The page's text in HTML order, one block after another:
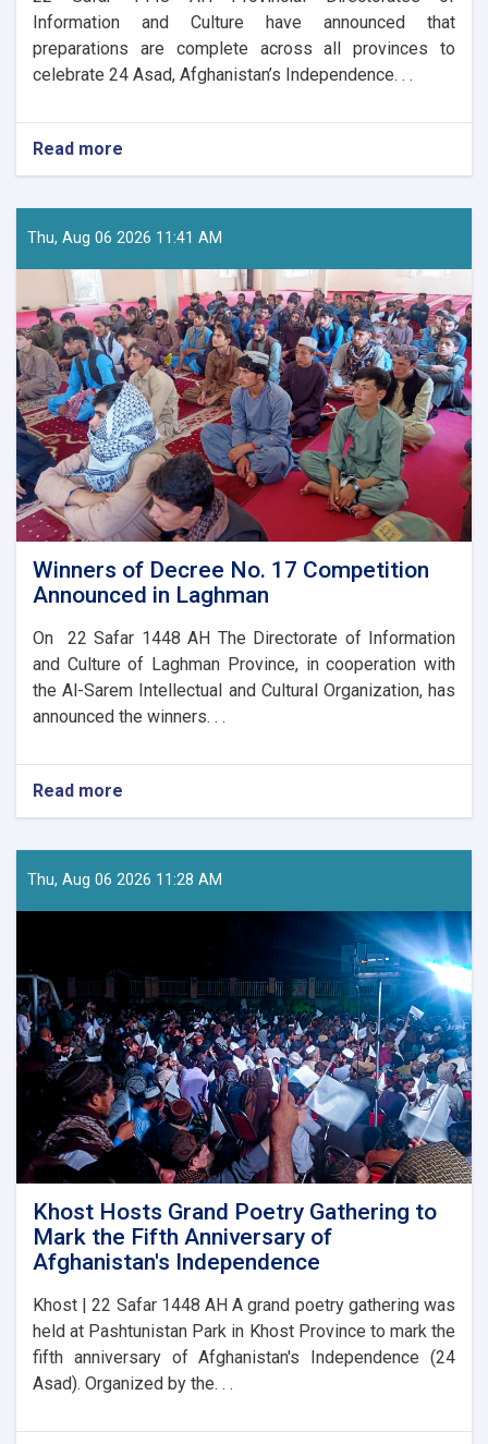
Information and Culture have announced that
preparations are complete across all provinces to
celebrate 24 Asad, Afghanistan’s Independence. . .
Read more
Nationwide
Underway
for
Independence
Day
Celebrations
Thu, Aug 06 2026 11:41 AM
Winners of Decree No. 17 Competition
Announced in Laghman
On 22 Safar 1448 AH The Directorate of Information
and Culture of Laghman Province, in cooperation with
the Al-Sarem Intellectual and Cultural Organization, has
announced the winners. . .
Read more
Winners
Decree
No.
Announced
Laghman
Thu, Aug 06 2026 11:28 AM
Khost Hosts Grand Poetry Gathering to
Mark the Fifth Anniversary of
Afghanistan's Independence
Khost | 22 Safar 1448 AH A grand poetry gathering was
held at Pashtunistan Park in Khost Province to mark the
fifth anniversary of Afghanistan's Independence (24
Asad). Organized by the. . .